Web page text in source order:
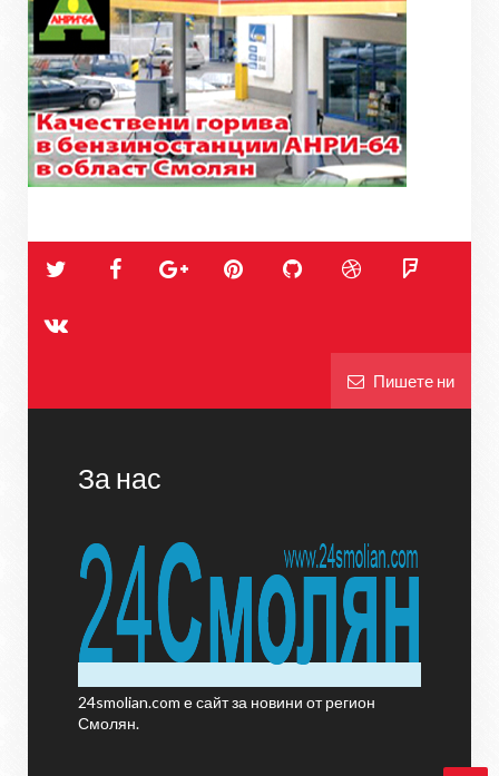
Пишете ни
За нас
24smolian.com е сайт за новини от регион
Смолян.